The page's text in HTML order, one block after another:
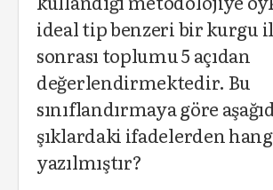
ideal tip benzeri bir kurgu
sonrası toplumu 5 açıdan
değerlendirmektedir. Bu
sınıflandırmaya göre
şıklardaki ifadelerden
yazılmıştır?